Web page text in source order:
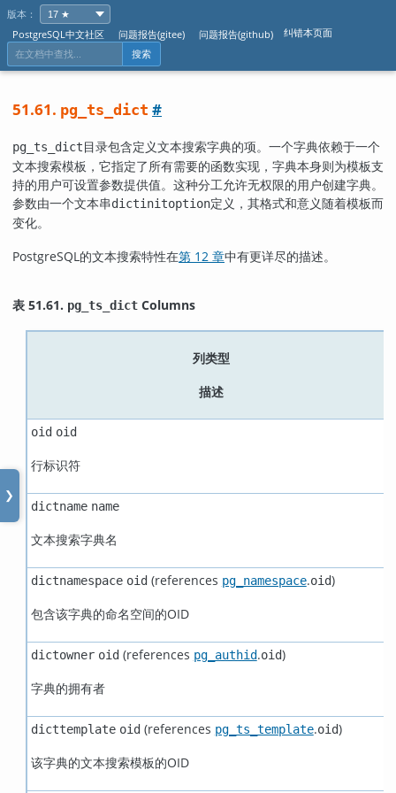
版本：
PostgreSQL中文社区
问题报告(gitee) 问题报告(github) 纠错本页面
搜索
❯
51.61. pg_ts_dict #
pg_ts_dict目录包含定义文本搜索字典的项。一个字典依赖于一个
文本搜索模板，它指定了所有需要的函数实现，字典本身则为模板支
持的用户可设置参数提供值。这种分工允许无权限的用户创建字典。
参数由一个文本串dictinitoption定义，其格式和意义随着模板而
变化。
PostgreSQL的文本搜索特性在第 12 章中有更详尽的描述。
表 51.61. pg_ts_dict Columns
列类型
描述
oid oid
行标识符
dictname name
文本搜索字典名
dictnamespace oid(references pg_namespace.oid)
包含该字典的命名空间的OID
dictowner oid(references pg_authid.oid)
字典的拥有者
dicttemplate oid(references pg_ts_template.oid)
该字典的文本搜索模板的OID